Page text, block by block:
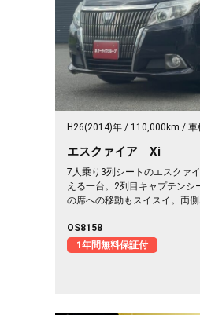
H26(2014)年 110,000km 車
エスクァイア Xi
7人乗り3列シートのエスクァ
える一台。2列目キャプテン
の席への移動もスイスイ。両
ア道具もたっぷり。フルセグ
で週末の遠出も快適そのもの
相棒です🚗✨💺🙌。安心の《
OS8158
1年間無料保証付